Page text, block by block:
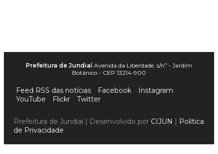
Prefeitura de Jundiaí Avenida da Liberdade, s/nº - Jardim
Botânico - CEP 13214-900
Feed RSS das notícias Facebook
Instagram
YouTube
Flickr Twitter
Prefeitura de Jundiaí | Desenvolvido por CIJUN | Política
de Privacidade